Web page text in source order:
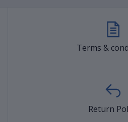
Terms &
Return